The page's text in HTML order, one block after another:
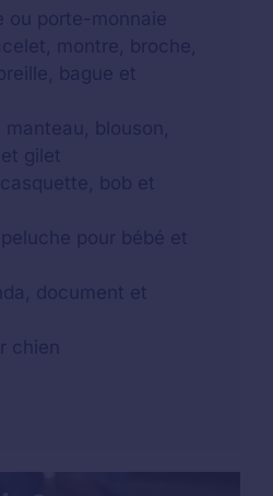
ou porte-monnaie
montre, broche,
bague et
manteau, blouson,
gilet
bob et
pour bébé et
document et
chien